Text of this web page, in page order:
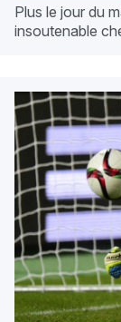
Plus le jour du
insoutenable